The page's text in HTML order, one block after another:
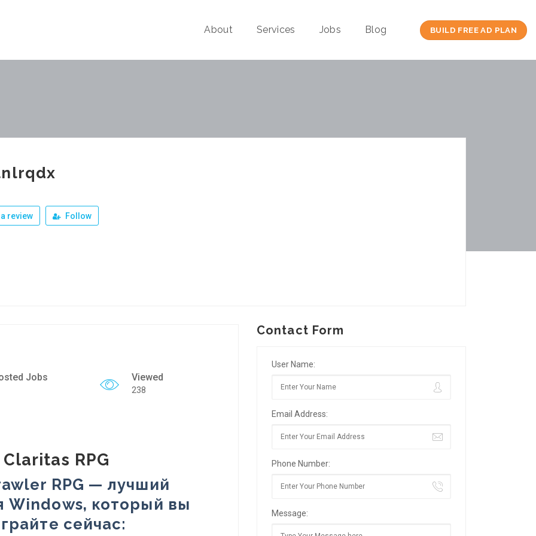
About Services Jobs Blog BUILD FREE AD PLAN
review Follow
Jobs Viewed
238
RPG
RPG — лучший
Windows, который вы
сейчас:
Contact Form
User Name:
Email Address:
Phone Number:
Message: